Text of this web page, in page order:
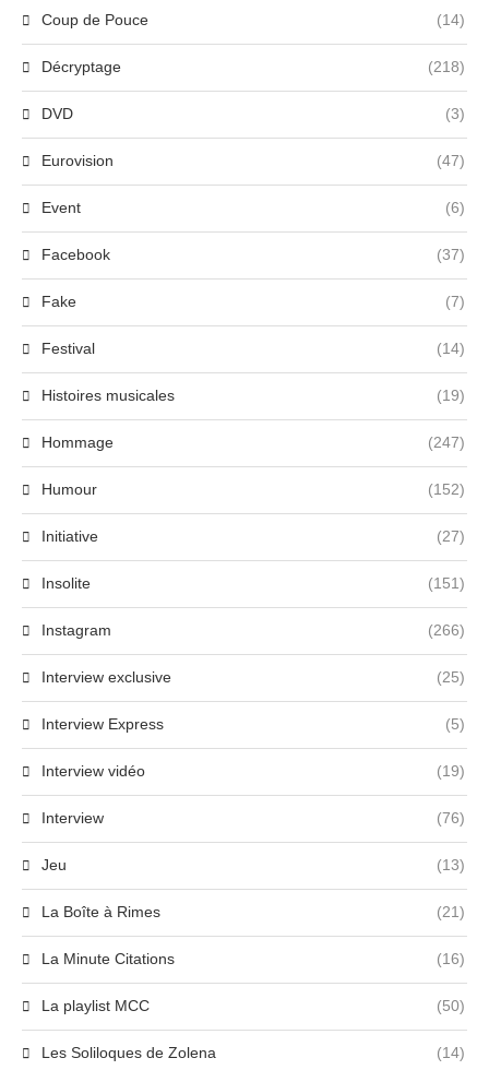
Coup de Pouce (14)
Décryptage (218)
DVD (3)
Eurovision (47)
Event (6)
Facebook (37)
Fake (7)
Festival (14)
Histoires musicales (19)
Hommage (247)
Humour (152)
Initiative (27)
Insolite (151)
Instagram (266)
Interview exclusive (25)
Interview Express (5)
Interview vidéo (19)
Interview (76)
Jeu (13)
La Boîte à Rimes (21)
La Minute Citations (16)
La playlist MCC (50)
Les Soliloques de Zolena (14)